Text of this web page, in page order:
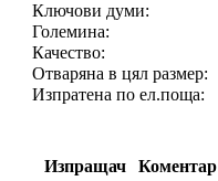
Ключови думи:
Големина:
Качество:
Отваряна в цял размер:
Изпратена по ел.поща:
Изпращач Коментар